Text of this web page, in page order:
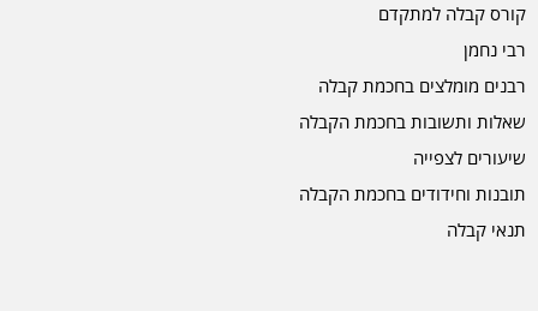
קורס קבלה למתקדם
רבי נחמן
רבנים מומלצים בחכמת קבלה
שאלות ותשובות בחכמת הקבלה
שיעורים לצפייה
תובנות וחידודים בחכמת הקבלה
תנאי קבלה